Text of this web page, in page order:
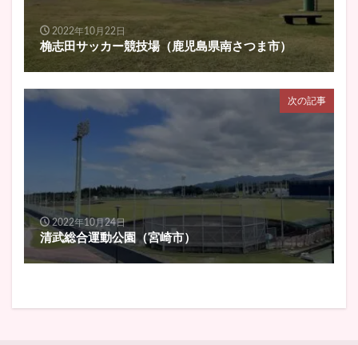
2022年10月22日
桷志田サッカー競技場（鹿児島県南さつま市）
次の記事
2022年10月24日
清武総合運動公園（宮崎市）